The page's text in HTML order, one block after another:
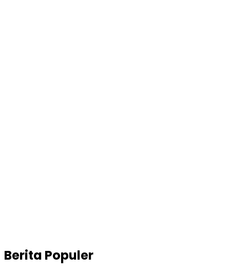
Berita Populer